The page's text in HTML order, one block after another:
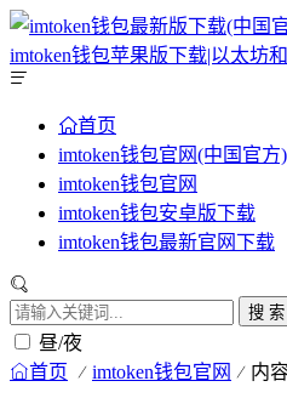
首页
imtoken钱包官网(中国官方)
imtoken钱包官网
imtoken钱包安卓版下载
imtoken钱包最新官网下载
搜 索
昼/夜
首页 imtoken钱包官网 内